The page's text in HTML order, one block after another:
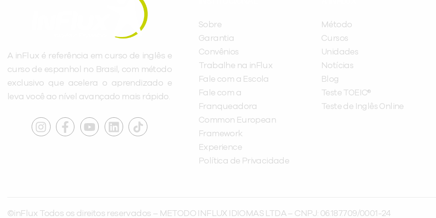
A inFlux é referência em curso de inglês e
curso de espanhol no Brasil, com método
exclusivo que acelera o aprendizado e
leva você ao nível avançado mais rápido.
Sobre
Garantia
Convênios
Trabalhe na inFlux
Fale com a Escola
Fale com a
Franqueadora
Common European
Framework
Experience
Política de Privacidade
Método
Cursos
Unidades
Notícias
Blog
Teste TOEIC®
Teste de Inglês Online
©inFlux Todos os direitos reservados – METODO INFLUX IDIOMAS LTDA – CNPJ: 06.187.709/0001-24